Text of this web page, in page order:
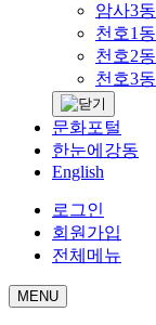
암사3동
천호1동
천호2동
천호3동
문화포털
한눈에강동
English
로그인
회원가입
전체메뉴
MENU